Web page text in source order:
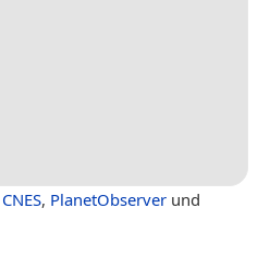
CNES, PlanetObserver und